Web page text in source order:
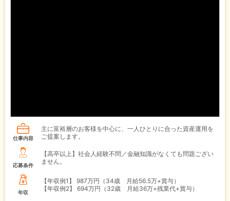
仕事内容
主に富裕層のお客様を中心に、一人ひとりに合った資産運用を
ご提案します。
応募条件
【高卒以上】社会人経験不問／金融知識がなくても問題ござい
ません。
年収
【年収例1】
987万円（34歳 月給56.5万+賞与）
【年収例2】
694万円（32歳 月給36万+残業代+賞与）